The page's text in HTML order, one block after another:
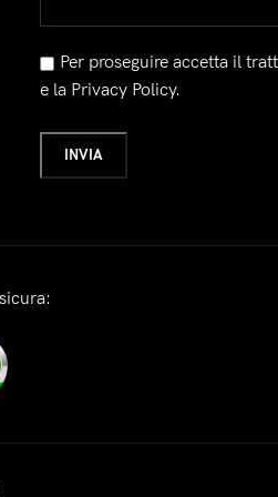
Per proseguire accetta il
e la Privacy Policy.